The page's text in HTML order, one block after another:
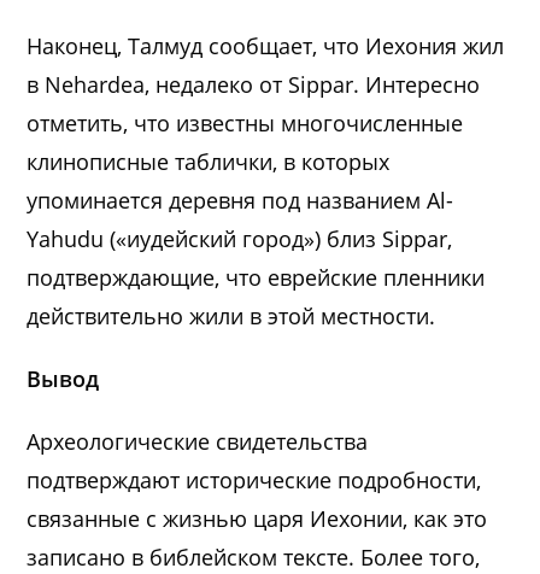
Наконец, Талмуд сообщает, что Иехония жил
в Nehardea, недалеко от Sippar. Интересно
отметить, что известны многочисленные
клинописные таблички, в которых
упоминается деревня под названием Al-
Yahudu («иудейский город») близ Sippar,
подтверждающие, что еврейские пленники
действительно жили в этой местности.
Вывод
Археологические свидетельства
подтверждают исторические подробности,
связанные с жизнью царя Иехонии, как это
записано в библейском тексте. Более того,